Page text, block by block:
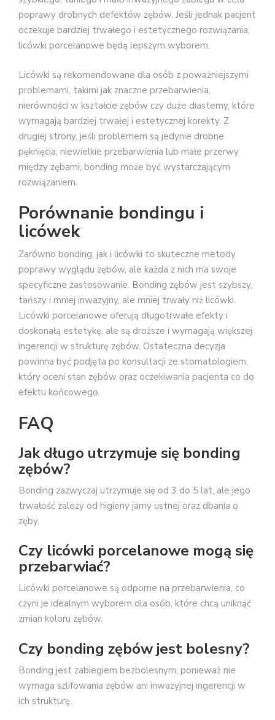
poprawy drobnych defektów zębów. Jeśli jednak pacjent
oczekuje bardziej trwałego i estetycznego rozwiązania,
licówki porcelanowe będą lepszym wyborem.
Licówki są rekomendowane dla osób z poważniejszymi
problemami, takimi jak znaczne przebarwienia,
nierówności w kształcie zębów czy duże diastemy, które
wymagają bardziej trwałej i estetycznej korekty. Z
drugiej strony, jeśli problemem są jedynie drobne
pęknięcia, niewielkie przebarwienia lub małe przerwy
między zębami, bonding może być wystarczającym
rozwiązaniem.
Porównanie bondingu i
licówek
Zarówno bonding, jak i licówki to skuteczne metody
poprawy wyglądu zębów, ale każda z nich ma swoje
specyficzne zastosowanie. Bonding zębów jest szybszy,
tańszy i mniej inwazyjny, ale mniej trwały niż licówki.
Licówki porcelanowe oferują długotrwałe efekty i
doskonałą estetykę, ale są droższe i wymagają większej
ingerencji w strukturę zębów. Ostateczna decyzja
powinna być podjęta po konsultacji ze stomatologiem,
który oceni stan zębów oraz oczekiwania pacjenta co do
efektu końcowego.
FAQ
Jak długo utrzymuje się bonding
zębów?
Bonding zazwyczaj utrzymuje się od 3 do 5 lat, ale jego
trwałość zależy od higieny jamy ustnej oraz dbania o
zęby.
Czy licówki porcelanowe mogą się
przebarwiać?
Licówki porcelanowe są odporne na przebarwienia, co
czyni je idealnym wyborem dla osób, które chcą uniknąć
zmian koloru zębów.
Czy bonding zębów jest bolesny?
Bonding jest zabiegiem bezbolesnym, ponieważ nie
wymaga szlifowania zębów ani inwazyjnej ingerencji w
ich strukturę.